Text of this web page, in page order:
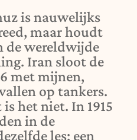
is nauwelijks
maar houdt
de wereldwijde
Iran sloot de
met mijnen,
op tankers.
het niet. In 1915
in de
les: een